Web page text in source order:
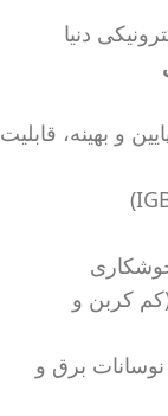
دنیا
و بهینه، قابلیت
کربن و
برق و